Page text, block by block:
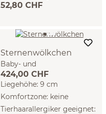
Klee
25 x 40 cm, Bezug: 100 %
Naturlatex, GOTS
52,80 CHF
Sternenwölkchen
Baby- und
Kleinkindmatratze, VEGAN
(60 x 120 cm)
424,00 CHF
Liegehöhe: 9 cm
Komfortzone: keine
Tierhaarallergiker geeignet: